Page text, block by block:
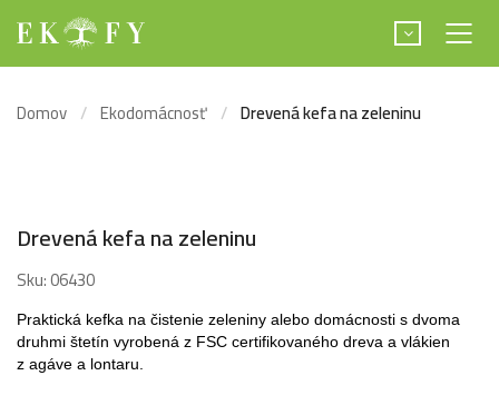
Domov Ekodomácnosť Drevená kefa na zeleninu
Drevená kefa na zeleninu
Sku:06430
Praktická kefka na čistenie zeleniny alebo domácnosti s dvoma
druhmi štetín vyrobená z FSC certifikovaného dreva a vlákien
z agáve a lontaru.